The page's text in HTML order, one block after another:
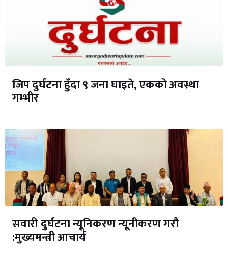
जिप दुर्घटना हुँदा ९ जना घाइते, एकको अवस्था
गम्भीर
सवारी दुर्घटना न्यूनिकरण न्यूनीकरण गरौ
:मुख्यमन्त्री आचार्य